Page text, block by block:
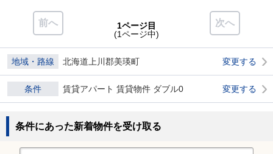
前へ 次へ
1ページ目
(1ページ中)
地域・路線 北海道上川郡美瑛町 変更する
条件 賃貸アパート 賃貸物件 ダブル0 変更する
条件にあった新着物件を受け取る